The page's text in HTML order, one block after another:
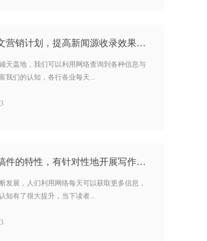
营销计划，提高新闻源收录效果…
天盖地，我们可以利用网络查询到各种信息与
我们的认知，各行各业每天...
件的特性，有针对性地开展写作…
发展，人们利用网络每天可以获取更多信息，
知有了很大提升，当下读者...